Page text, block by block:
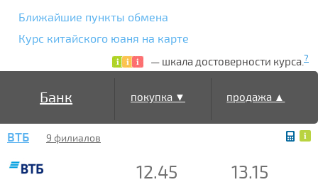
Ближайшие пункты обмена
Курс китайского юаня на карте
— шкала достоверности курса.?
Банк покупка ▼ продажа ▲
ВТБ 9 филиалов
12.45 13.15